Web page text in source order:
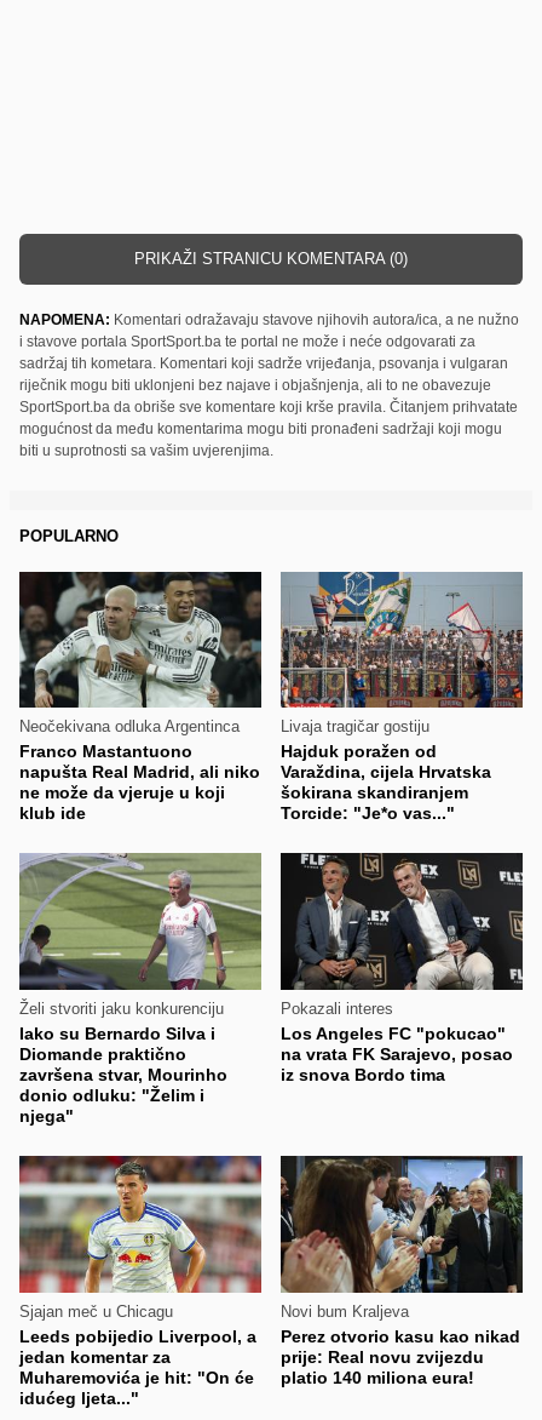
PRIKAŽI STRANICU KOMENTARA (0)
NAPOMENA: Komentari odražavaju stavove njihovih autora/ica, a ne nužno
i stavove portala SportSport.ba te portal ne može i neće odgovarati za
sadržaj tih kometara. Komentari koji sadrže vrijeđanja, psovanja i vulgaran
riječnik mogu biti uklonjeni bez najave i objašnjenja, ali to ne obavezuje
SportSport.ba da obriše sve komentare koji krše pravila. Čitanjem prihvatate
mogućnost da među komentarima mogu biti pronađeni sadržaji koji mogu
biti u suprotnosti sa vašim uvjerenjima.
POPULARNO
Neočekivana odluka Argentinca
Franco Mastantuono
napušta Real Madrid, ali niko
ne može da vjeruje u koji
klub ide
Livaja tragičar gostiju
Hajduk poražen od
Varaždina, cijela Hrvatska
šokirana skandiranjem
Torcide: "Je*o vas..."
Želi stvoriti jaku konkurenciju
Iako su Bernardo Silva i
Diomande praktično
završena stvar, Mourinho
donio odluku: "Želim i
njega"
Pokazali interes
Los Angeles FC "pokucao"
na vrata FK Sarajevo, posao
iz snova Bordo tima
Sjajan meč u Chicagu
Leeds pobijedio Liverpool, a
jedan komentar za
Muharemovića je hit: "On će
idućeg ljeta..."
Novi bum Kraljeva
Perez otvorio kasu kao nikad
prije: Real novu zvijezdu
platio 140 miliona eura!